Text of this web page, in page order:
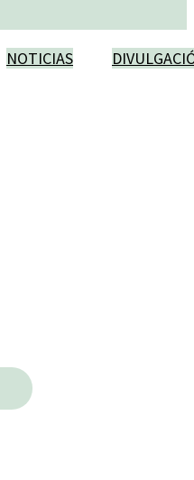
NOTICIAS